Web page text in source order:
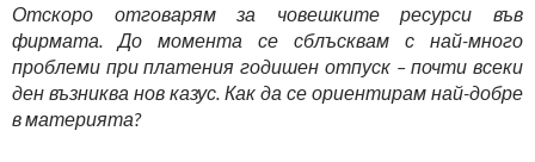
Отскоро отговарям за човешките ресурси във
фирмата. До момента се сблъсквам с най-много
проблеми при платения годишен отпуск – почти всеки
ден възниква нов казус. Как да се ориентирам най-добре
в материята?